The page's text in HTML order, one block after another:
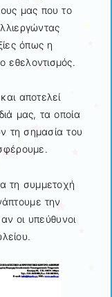
μας που το
όπως η
εθελοντισμός.
αποτελεί
μας, τα οποία
τη σημασία του
τη συμμετοχή
την
οι υπεύθυνοι